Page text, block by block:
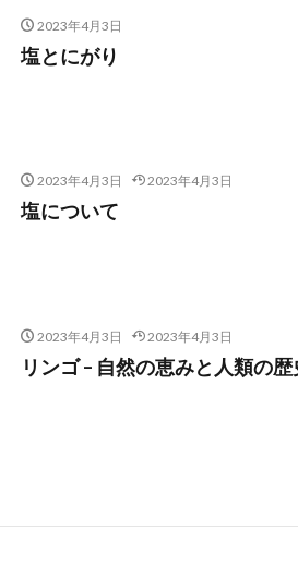
2023年4月3日
塩とにがり
2023年4月3日 2023年4月3日
塩について
2023年4月3日 2023年4月3日
リンゴ – 自然の恵みと人類の